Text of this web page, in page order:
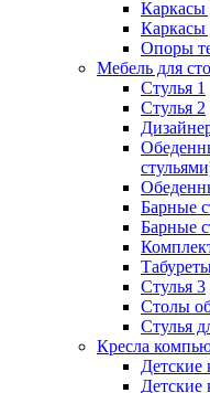
Каркасы
Каркасы
Опоры
Мебель для
Стулья 1
Стулья 2
Барные
Барные
Стулья 3
Столы
Стулья
Кресла
Детские
Детские